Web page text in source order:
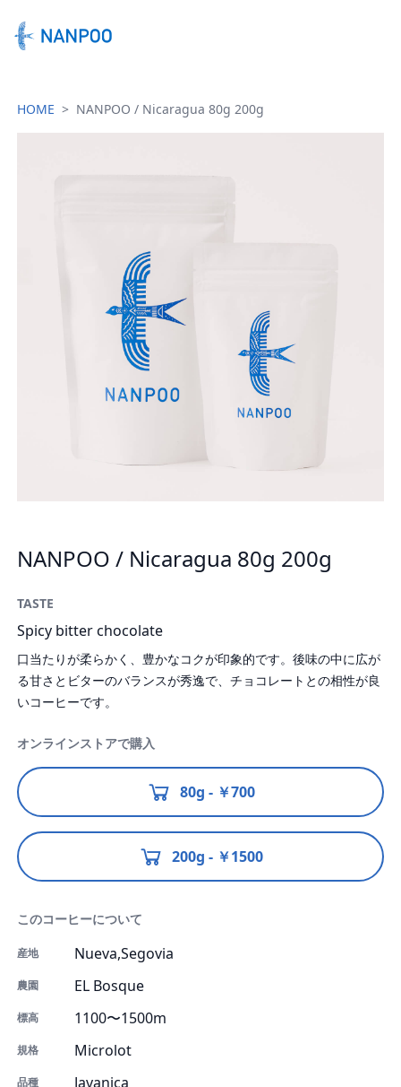
HOME > NANPOO / Nicaragua 80g 200g
NANPOO / Nicaragua 80g 200g
TASTE
Spicy bitter chocolate
口当たりが柔らかく、豊かなコクが印象的です。後味の中に広が
る甘さとビターのバランスが秀逸で、チョコレートとの相性が良
いコーヒーです。
オンラインストアで購入
80g - ￥700
200g - ￥1500
このコーヒーについて
産地 Nueva,Segovia
農園 EL Bosque
標高 1100〜1500m
規格 Microlot
品種 Javanica